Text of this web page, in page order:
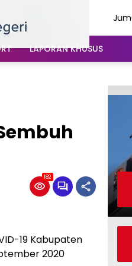
LAPORAN KHUSUS
182
19 Kabupaten
2020